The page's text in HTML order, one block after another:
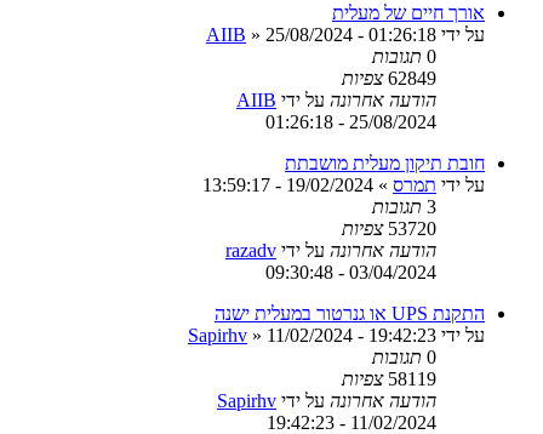
אורך חיים של מעלית
על ידי
AIIB » 25/08/2024 - 01:26:18
0 תגובות
62849 צפיות
הודעה אחרונה על ידי AIIB
25/08/2024 - 01:26:18
חובת תיקון מעלית מושבתת
על ידי תמרס »
19/02/2024 - 13:59:17
3 תגובות
53720 צפיות
הודעה אחרונה על ידי razadv
03/04/2024 - 09:30:48
התקנת UPS או גנרטור במעלית ישנה
על ידי
Sapirhv » 11/02/2024 - 19:42:23
0 תגובות
58119 צפיות
הודעה אחרונה על ידי Sapirhv
11/02/2024 - 19:42:23